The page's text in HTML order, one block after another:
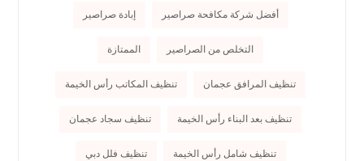
أفضل شركة مكافحة صراصير إبادة صراصير
التخلص من الصراصير الممتازة
تنظيف المرافق عجمان تنظيف المكاتب رأس الخيمة
تنظيف بعد البناء رأس الخيمة تنظيف سجاد عجمان
تنظيف شامل رأس الخيمة تنظيف فلل دبي